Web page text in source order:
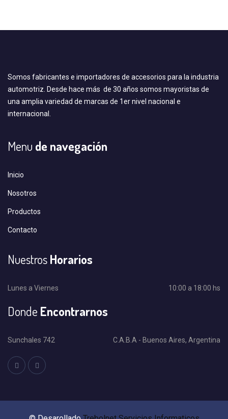
Somos fabricantes e importadores de accesorios para la industria
automotriz. Desde hace más de 30 años somos mayoristas de
una amplia variedad de marcas de 1er nivel nacional e
internacional.
Menu de navegación
Inicio
Nosotros
Productos
Contacto
NuestrosHorarios
Lunes a Viernes 10:00 a 18:00 hs
Donde Encontrarnos
Sunchales 742 C.A.B.A - Buenos Aires, Argentina